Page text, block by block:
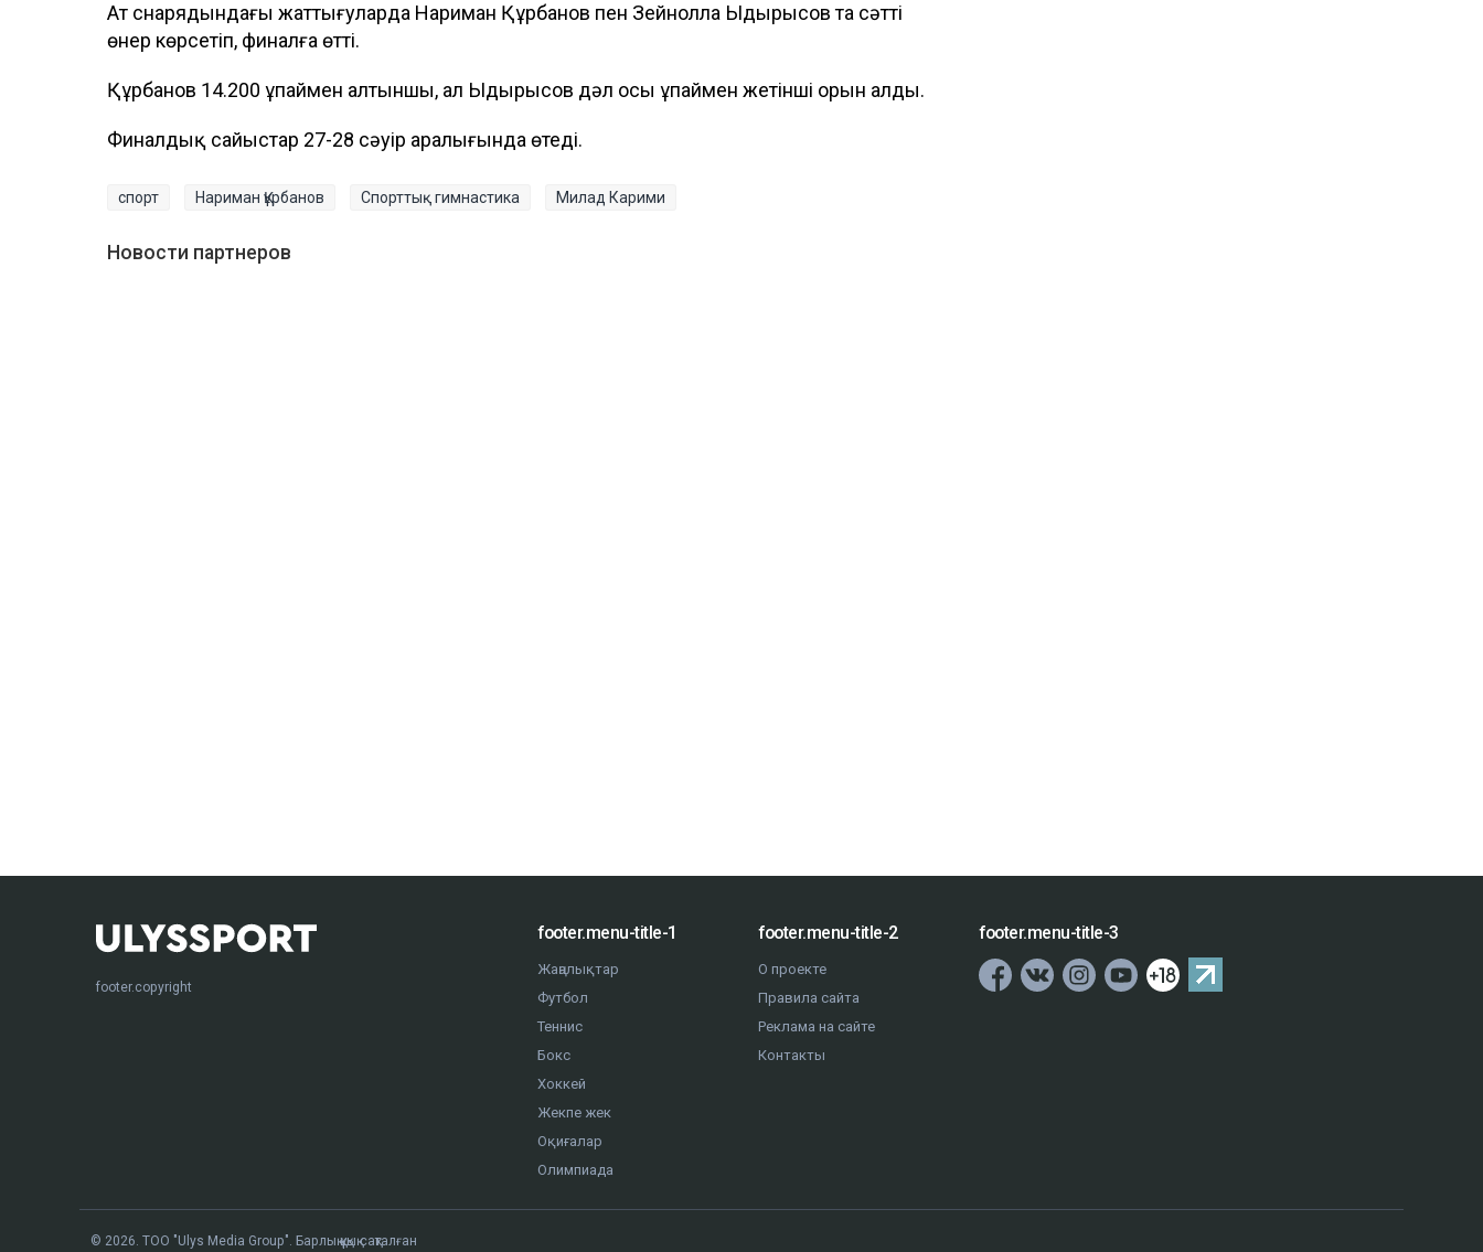
Ат снарядындағы жаттығуларда Нариман Құрбанов пен Зейнолла Ыдырысов та сәтті
өнер көрсетіп, финалға өтті.
Құрбанов 14.200 ұпаймен алтыншы, ал Ыдырысов дәл осы ұпаймен жетінші орын алды.
Финалдық сайыстар 27-28 сәуір аралығында өтеді.
спорт Нариман Құрбанов Спорттық гимнастика Милад Карими
Новости партнеров
footer.copyright
footer.menu-title-1
Жаңалықтар
Футбол
Теннис
Бокс
Хоккей
Жекпе жек
Оқиғалар
Олимпиада
footer.menu-title-2
О проекте
Правила сайта
Реклама на сайте
Контакты
footer.menu-title-3
© 2026. ТОО "Ulys Media Group". Барлық құқық сақталған